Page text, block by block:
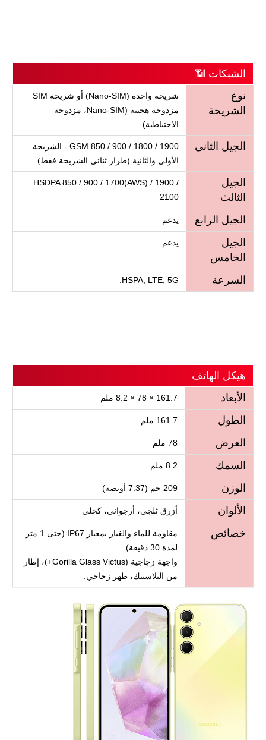
الشبكات 📶
نوع
الشريحة
شريحة واحدة (Nano-SIM) أو شريحة SIM
مزدوجة هجينة (Nano-SIM، مزدوجة
الاحتياطية)
الجيل الثاني
GSM 850 / 900 / 1800 / 1900 - الشريحة
الأولى والثانية (طراز ثنائي الشريحة فقط)
الجيل
الثالث
HSDPA 850 / 900 / 1700(AWS) / 1900 /
2100
الجيل الرابع يدعم
الجيل
الخامس
يدعم
السرعة HSPA, LTE, 5G.
هيكل الهاتف
الأبعاد
161.7 × 78 × 8.2 ملم
الطول 161.7 ملم
العرض 78 ملم
السمك 8.2 ملم
الوزن 209 جم (7.37 أونصة)
الألوان أزرق ثلجي، أرجواني، كحلي
خصائص
مقاومة للماء والغبار بمعيار IP67 (حتى 1 متر
لمدة 30 دقيقة)
واجهة زجاجية (Gorilla Glass Victus+)، إطار
من البلاستيك، ظهر زجاجي.